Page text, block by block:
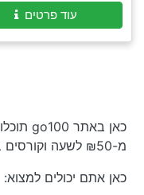
עוד פרטים
מ-₪50 לשעה וקורסים בחינם
כאן אתם יכולים למצוא: